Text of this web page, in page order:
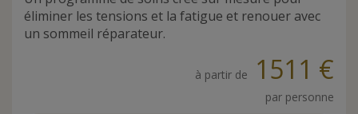
éliminer les tensions et la fatigue et renouer avec
un sommeil réparateur.
à partir de 1511 €
par personne